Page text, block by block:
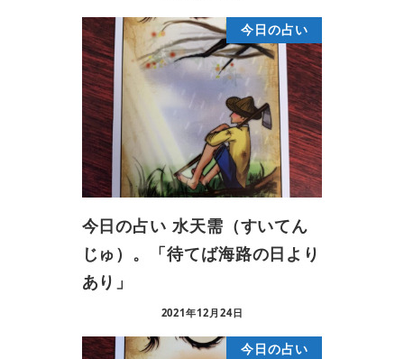
今日の占い
今日の占い 水天需（すいてん
じゅ）。「待てば海路の日より
あり」
2021年12月24日
今日の占い